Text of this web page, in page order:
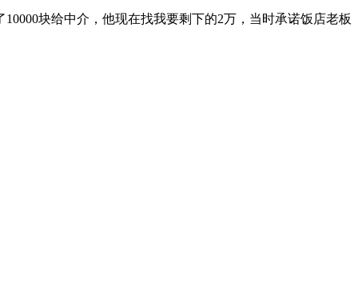
块给中介，他现在找我要剩下的2万，当时承诺饭店老板